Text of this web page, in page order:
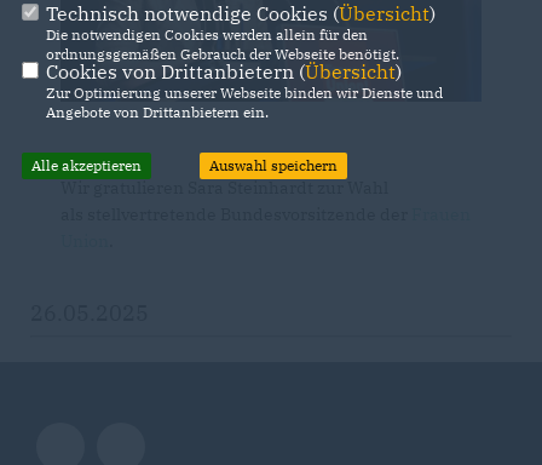
Technisch notwendige Cookies (Übersicht)
Die notwendigen Cookies werden allein für den
ordnungsgemäßen Gebrauch der Webseite benötigt.
Cookies von Drittanbietern (Übersicht)
Zur Optimierung unserer Webseite binden wir Dienste und
Angebote von Drittanbietern ein.
Alle akzeptieren Auswahl speichern